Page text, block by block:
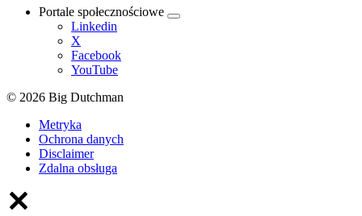
Portale społecznościowe
Linkedin
X
Facebook
YouTube
© 2026 Big Dutchman
Metryka
Ochrona danych
Disclaimer
Zdalna obsługa